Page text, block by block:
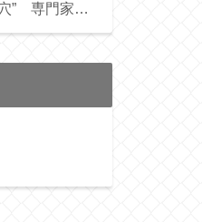
” 専門家お